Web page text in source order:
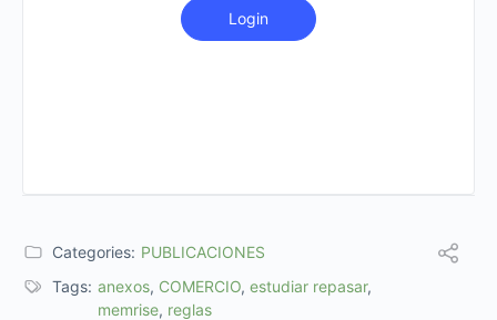
Login
Categories: PUBLICACIONES
Tags: anexos, COMERCIO, estudiar repasar,
memrise, reglas